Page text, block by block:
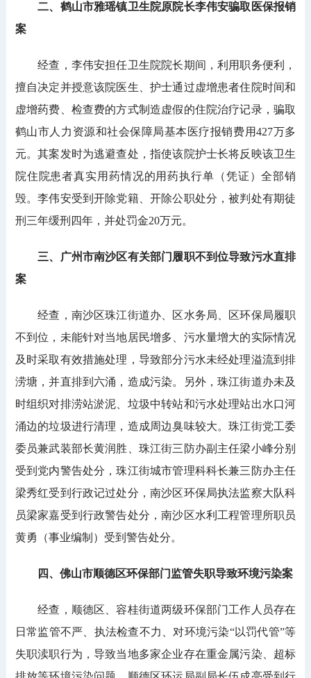
二、鹤山市雅瑶镇卫生院原院长李伟安骗取医保报销
案
经查，李伟安担任卫生院院长期间，利用职务便利，
擅自决定并授意该院医生、护士通过虚增患者住院时间和
虚增药费、检查费的方式制造虚假的住院治疗记录，骗取
鹤山市人力资源和社会保障局基本医疗报销费用427万多
元。其案发时为逃避查处，指使该院护士长将反映该卫生
院住院患者真实用药情况的用药执行单（凭证）全部销
毁。李伟安受到开除党籍、开除公职处分，被判处有期徒
刑三年缓刑四年，并处罚金20万元。
三、广州市南沙区有关部门履职不到位导致污水直排
案
经查，南沙区珠江街道办、区水务局、区环保局履职
不到位，未能针对当地居民增多、污水量增大的实际情况
及时采取有效措施处理，导致部分污水未经处理溢流到排
涝塘，并直排到六涌，造成污染。另外，珠江街道办未及
时组织对排涝站淤泥、垃圾中转站和污水处理站出水口河
涌边的垃圾进行清理，造成周边臭味较大。珠江街党工委
委员兼武装部长黄润胜、珠江街三防办副主任梁小峰分别
受到党内警告处分，珠江街城市管理科科长兼三防办主任
梁秀红受到行政记过处分，南沙区环保局执法监察大队科
员梁家嘉受到行政警告处分，南沙区水利工程管理所职员
黄勇（事业编制）受到警告处分。
四、佛山市顺德区环保部门监管失职导致环境污染案
经查，顺德区、容桂街道两级环保部门工作人员存在
日常监管不严、执法检查不力、对环境污染“以罚代管”等
失职渎职行为，导致当地多家企业存在重金属污染、超标